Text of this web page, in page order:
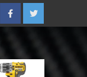
FacebookTwitter